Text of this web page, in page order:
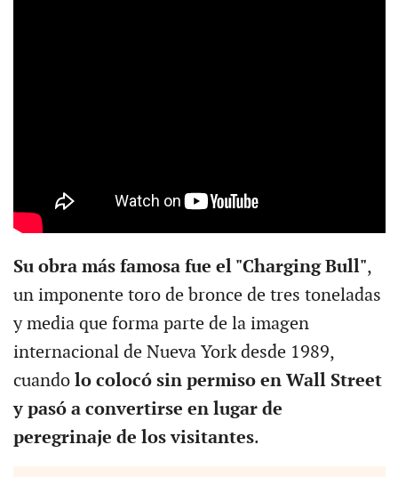
Su obra más famosa fue el "Charging Bull",
un imponente toro de bronce de tres toneladas
y media que forma parte de la imagen
internacional de Nueva York desde 1989,
cuando lo colocó sin permiso en Wall Street
y pasó a convertirse en lugar de
peregrinaje de los visitantes.